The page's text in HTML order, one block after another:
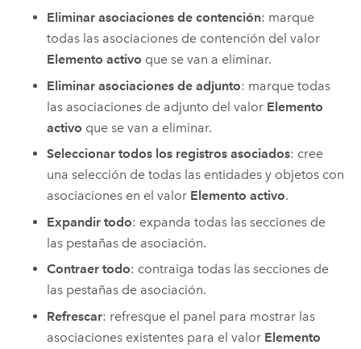
Eliminar asociaciones de contención: marque
todas las asociaciones de contención del valor
Elemento activo que se van a eliminar.
Eliminar asociaciones de adjunto: marque todas
las asociaciones de adjunto del valor Elemento
activo que se van a eliminar.
Seleccionar todos los registros asociados: cree
una selección de todas las entidades y objetos con
asociaciones en el valor Elemento activo.
Expandir todo: expanda todas las secciones de
las pestañas de asociación.
Contraer todo: contraiga todas las secciones de
las pestañas de asociación.
Refrescar: refresque el panel para mostrar las
asociaciones existentes para el valor Elemento